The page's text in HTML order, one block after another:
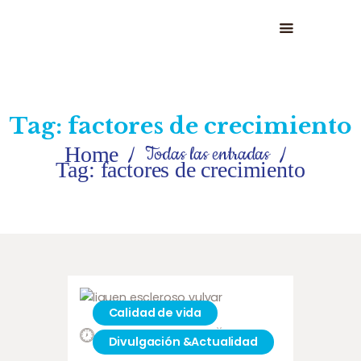
Tag: factores de crecimiento
Home Todas las entradas
Tag: factores de crecimiento
HOME
QUIÉNES SOMOS
SERVICIOS
OPINIONES
Calidad de vida
Divulgación &Actualidad
diciembre 18, 2023 11Likes